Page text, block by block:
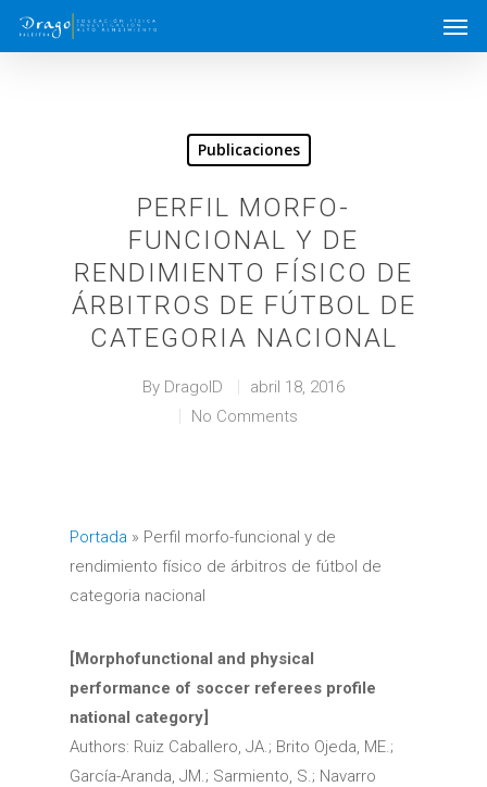
Publicaciones
PERFIL MORFO-
FUNCIONAL Y DE
RENDIMIENTO FÍSICO DE
ÁRBITROS DE FÚTBOL DE
CATEGORIA NACIONAL
By DragoID
abril 18, 2016
No Comments
Portada » Perfil morfo-funcional y de
rendimiento físico de árbitros de fútbol de
categoria nacional
[Morphofunctional and physical
performance of soccer referees profile
national category]
Authors: Ruiz Caballero, JA.; Brito Ojeda, ME.;
García-Aranda, JM.; Sarmiento, S.; Navarro